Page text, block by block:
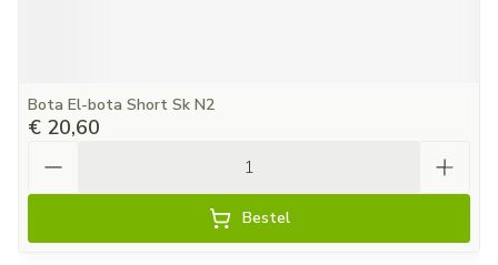
Bota El-bota Short Sk N2
€ 20,60
Bestel